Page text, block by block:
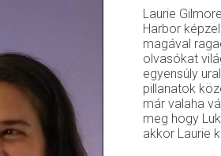
Laurie
Harbor
magával
olvasókat
egyensúly
pillanatok
már valaha
meg hogy
akkor Laurie